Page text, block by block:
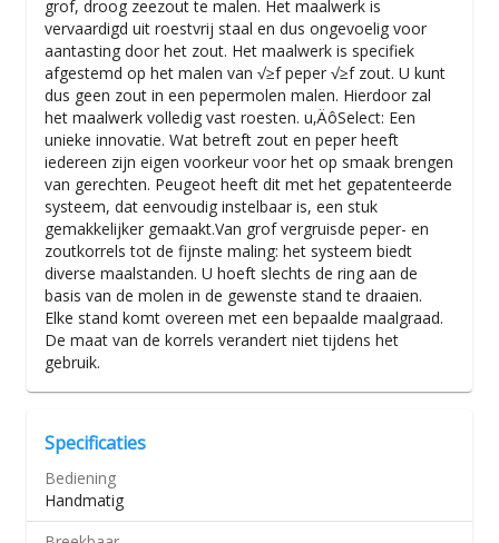
grof, droog zeezout te malen. Het maalwerk is
vervaardigd uit roestvrij staal en dus ongevoelig voor
aantasting door het zout. Het maalwerk is specifiek
afgestemd op het malen van √≥f peper √≥f zout. U kunt
dus geen zout in een pepermolen malen. Hierdoor zal
het maalwerk volledig vast roesten. u‚ÄôSelect: Een
unieke innovatie. Wat betreft zout en peper heeft
iedereen zijn eigen voorkeur voor het op smaak brengen
van gerechten. Peugeot heeft dit met het gepatenteerde
systeem, dat eenvoudig instelbaar is, een stuk
gemakkelijker gemaakt.Van grof vergruisde peper- en
zoutkorrels tot de fijnste maling: het systeem biedt
diverse maalstanden. U hoeft slechts de ring aan de
basis van de molen in de gewenste stand te draaien.
Elke stand komt overeen met een bepaalde maalgraad.
De maat van de korrels verandert niet tijdens het
gebruik.
Specificaties
Bediening
Handmatig